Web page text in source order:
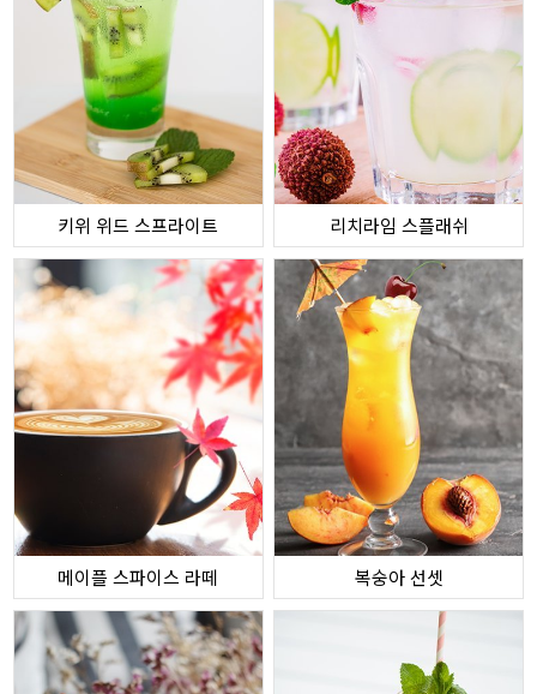
키위 위드 스프라이트 리치라임 스플래쉬
메이플 스파이스 라떼 복숭아 선셋